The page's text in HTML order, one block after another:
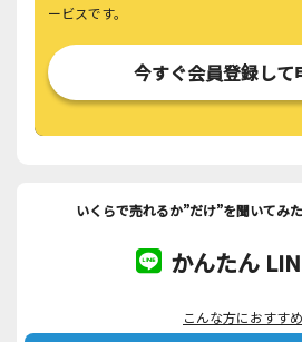
ービスです。
今すぐ会員登録して
いくらで売れるか”だけ”を聞いてみ
かんたん
こんな方におすすめ